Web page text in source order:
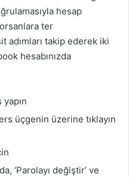
hesap
ter
adımları takip ederek iki
hesabınızda
yapın
üçgenin üzerine tıklayın
‘Parolayı değiştir’ ve